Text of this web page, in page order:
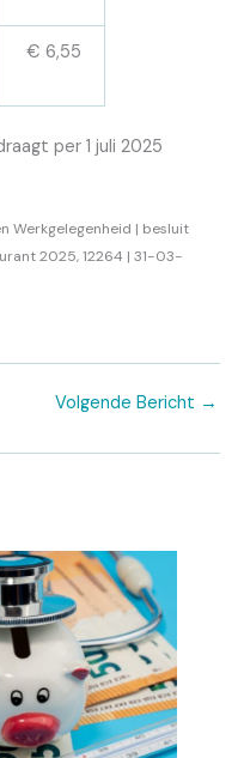
€ 6,55
per 1 juli 2025
Werkgelegenheid | besluit
2025, 12264 | 31-03-
Volgende Bericht →